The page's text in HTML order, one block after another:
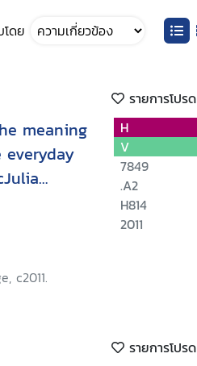
โดย
รายการโปรด
c2011.
H
V
7849
.A2
H814
2011
รายการโปรด